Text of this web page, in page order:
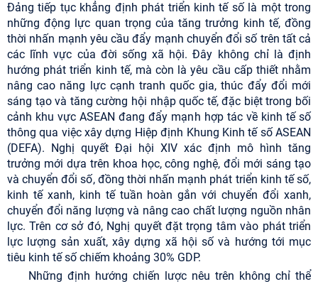
Đảng tiếp tục khẳng định phát triển kinh tế số là một trong
những động lực quan trọng của tăng trưởng kinh tế, đồng
thời nhấn mạnh yêu cầu đẩy mạnh chuyển đổi số trên tất cả
các lĩnh vực của đời sống xã hội. Đây không chỉ là định
hướng phát triển kinh tế, mà còn là yêu cầu cấp thiết nhằm
nâng cao năng lực cạnh tranh quốc gia, thúc đẩy đổi mới
sáng tạo và tăng cường hội nhập quốc tế, đặc biệt trong bối
cảnh khu vực ASEAN đang đẩy mạnh hợp tác về kinh tế số
thông qua việc xây dựng Hiệp định Khung Kinh tế số ASEAN
(DEFA). Nghị quyết Đại hội XIV xác định mô hình tăng
trưởng mới dựa trên khoa học, công nghệ, đổi mới sáng tạo
và chuyển đổi số, đồng thời nhấn mạnh phát triển kinh tế số,
kinh tế xanh, kinh tế tuần hoàn gắn với chuyển đổi xanh,
chuyển đổi năng lượng và nâng cao chất lượng nguồn nhân
lực. Trên cơ sở đó, Nghị quyết đặt trọng tâm vào phát triển
lực lượng sản xuất, xây dựng xã hội số và hướng tới mục
tiêu kinh tế số chiếm khoảng 30% GDP.
Những định hướng chiến lược nêu trên không chỉ thể